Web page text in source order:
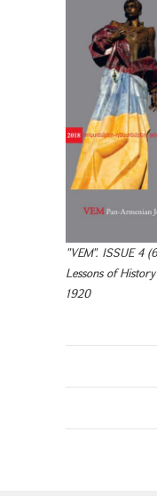
"VEM". ISSUE 4
Lessons of
1920